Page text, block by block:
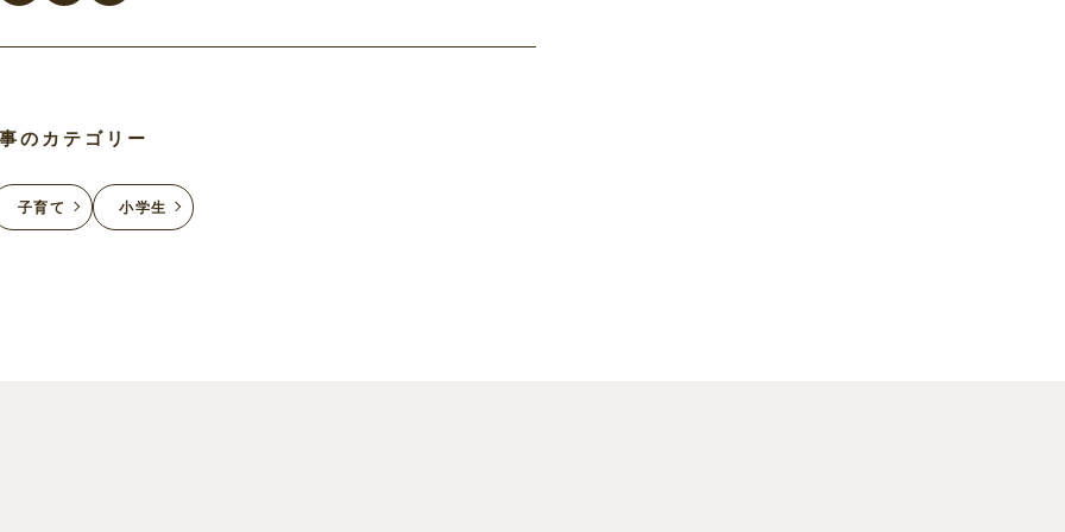
のカテゴリー
子育て 小学生